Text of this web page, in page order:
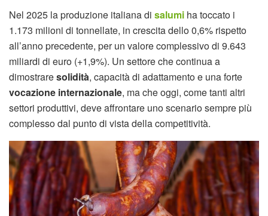
Nel 2025 la produzione italiana di salumi ha toccato i
1.173 milioni di tonnellate, in crescita dello 0,6% rispetto
all’anno precedente, per un valore complessivo di 9.643
miliardi di euro (+1,9%). Un settore che continua a
dimostraresolidità, capacità di adattamento e una forte
vocazione internazionale, ma che oggi, come tanti altri
settori produttivi, deve affrontare uno scenario sempre più
complesso dal punto di vista della competitività.